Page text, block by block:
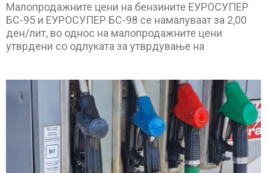
Малопродажните цени на бензините ЕУРОСУПЕР
БС-95 и ЕУРОСУПЕР БС-98 се намалуваат за 2,00
ден/лит, во однос на малопродажните цени
утврдени со одлуката за утврдување на